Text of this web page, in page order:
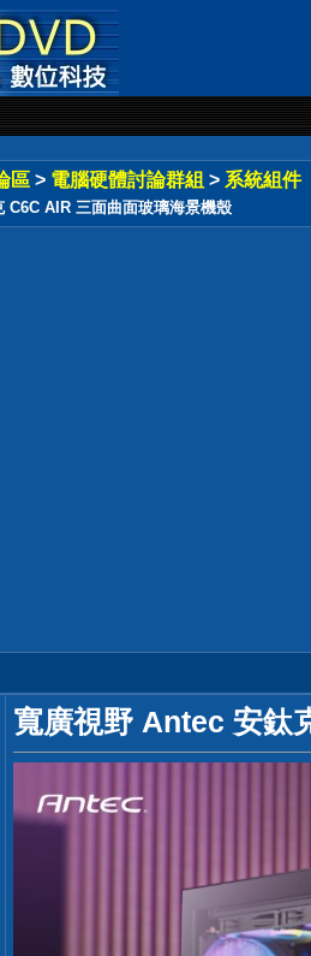
區 > 電腦硬體討論群組 > 系統組件
C6C AIR 三面曲面玻璃海景機殼
寬廣視野 Antec 安鈦